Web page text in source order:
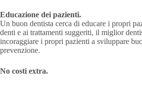
Educazione dei pazienti.
Un buon dentista cerca di educare i propri
denti e ai trattamenti suggeriti, il miglior
incoraggiare i propri pazienti a sviluppare
prevenzione.
No costi extra.